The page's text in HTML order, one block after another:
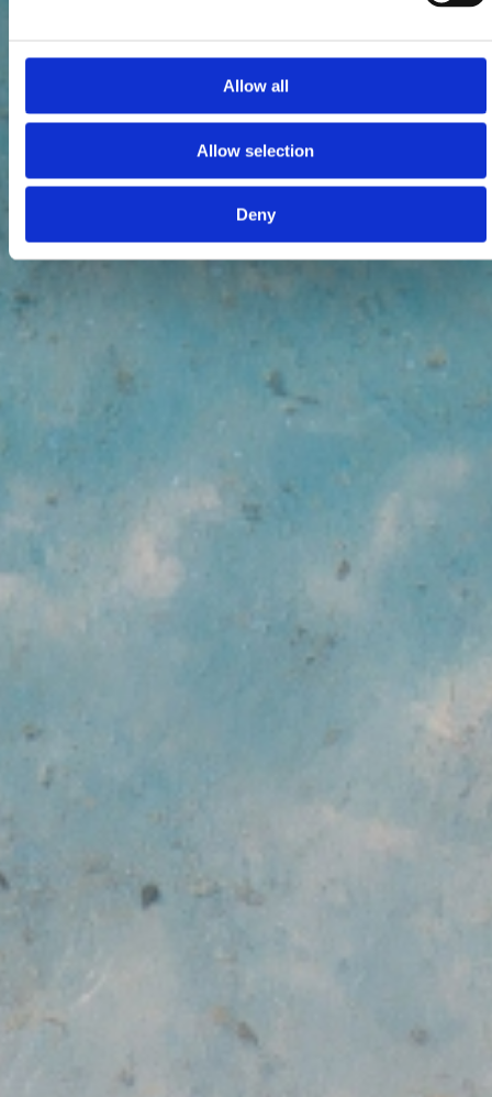
Allow all
Allow selection
Deny